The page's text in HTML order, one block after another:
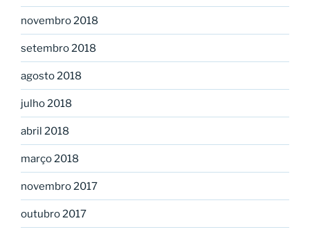
novembro 2018
setembro 2018
agosto 2018
julho 2018
abril 2018
março 2018
novembro 2017
outubro 2017